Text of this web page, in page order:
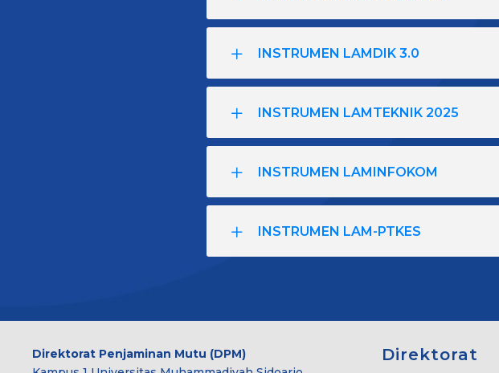
INSTRUMEN LAMDIK 3.0
INSTRUMEN LAMTEKNIK 2025
INSTRUMEN LAMINFOKOM
INSTRUMEN LAM-PTKES
Direktorat Penjaminan Mutu (DPM)
Direktorat